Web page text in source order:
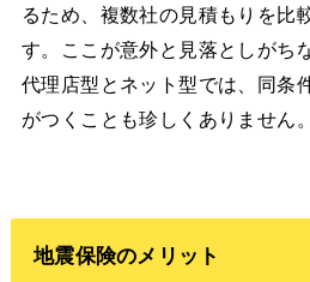
るため、複数社の見積もりを比
す。ここが意外と見落としがち
代理店型とネット型では、同条
がつくことも珍しくありません。
地震保険のメリット